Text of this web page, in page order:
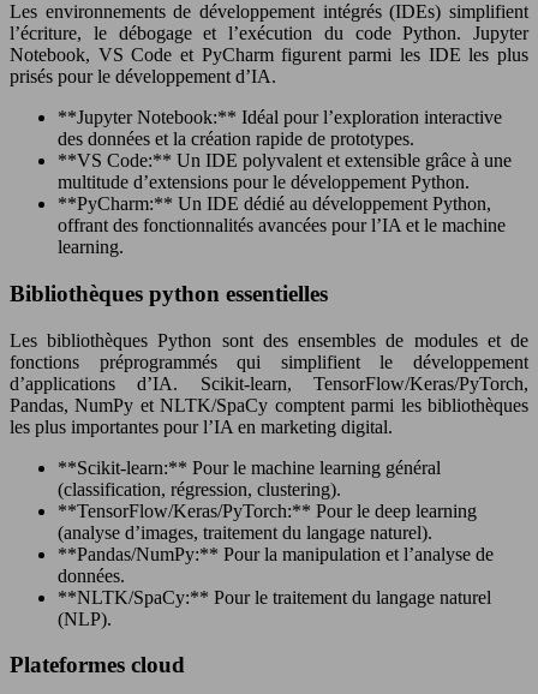
Les environnements de développement intégrés (IDEs) simplifient
l’écriture, le débogage et l’exécution du code Python. Jupyter
Notebook, VS Code et PyCharm figurent parmi les IDE les plus
prisés pour le développement d’IA.
**Jupyter Notebook:** Idéal pour l’exploration interactive
des données et la création rapide de prototypes.
**VS Code:** Un IDE polyvalent et extensible grâce à une
multitude d’extensions pour le développement Python.
**PyCharm:** Un IDE dédié au développement Python,
offrant des fonctionnalités avancées pour l’IA et le machine
learning.
Bibliothèques python essentielles
Les bibliothèques Python sont des ensembles de modules et de
fonctions préprogrammés qui simplifient le développement
d’applications d’IA. Scikit-learn, TensorFlow/Keras/PyTorch,
Pandas, NumPy et NLTK/SpaCy comptent parmi les bibliothèques
les plus importantes pour l’IA en marketing digital.
**Scikit-learn:** Pour le machine learning général
(classification, régression, clustering).
**TensorFlow/Keras/PyTorch:** Pour le deep learning
(analyse d’images, traitement du langage naturel).
**Pandas/NumPy:** Pour la manipulation et l’analyse de
données.
**NLTK/SpaCy:** Pour le traitement du langage naturel
(NLP).
Plateformes cloud